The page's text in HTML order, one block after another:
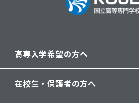
高専入学希望の方へ
在校生・保護者の方へ